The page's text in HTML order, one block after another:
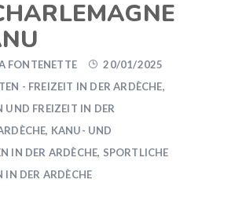
FONTENETTE
20/01/2025
- FREIZEIT IN DER ARDÈCHE,
UND FREIZEIT IN DER
, KANU- UND
IN DER ARDÈCHE, SPORTLICHE
IN DER ARDÈCHE